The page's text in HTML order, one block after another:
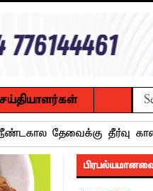
நீண்டகால தேவைக்கு தீர்வு